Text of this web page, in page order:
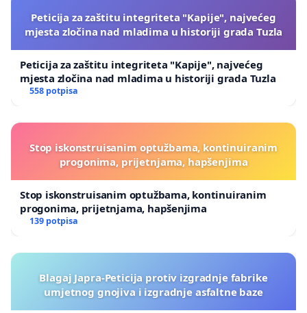
Peticija za zaštitu integriteta "Kapije", najvećeg
mjesta zločina nad mladima u historiji grada Tuzla
Peticija za zaštitu integriteta "Kapije", najvećeg
mjesta zločina nad mladima u historiji grada Tuzla
558 potpisa
Stop iskonstruisanim optužbama, kontinuiranim
progonima, prijetnjama, hapšenjima
Stop iskonstruisanim optužbama, kontinuiranim
progonima, prijetnjama, hapšenjima
139 potpisa
Blagaj Japra-Peticija protiv izgradnje fabrike
umjetnog gnojiva i izgradnje asfaltne baze